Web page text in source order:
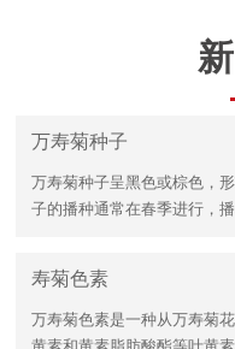
万寿菊种子
万寿菊种子呈黑色或棕色，
子的播种通常在春季进行，播
寿菊色素
万寿菊色素是一种从万寿菊